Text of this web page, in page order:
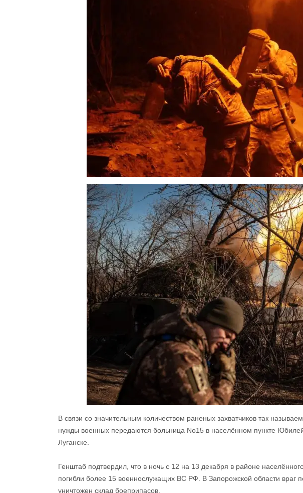
В связи со значительным количеством раненых захватчиков так
нужды военных передаются больница No15 в населённом пункте
Луганске.
Генштаб подтвердил, что в ночь с 12 на 13 декабря в районе
погибли более 15 военнослужащих ВС РФ. В Запорожской области враг
уничтожен склад боеприпасов.